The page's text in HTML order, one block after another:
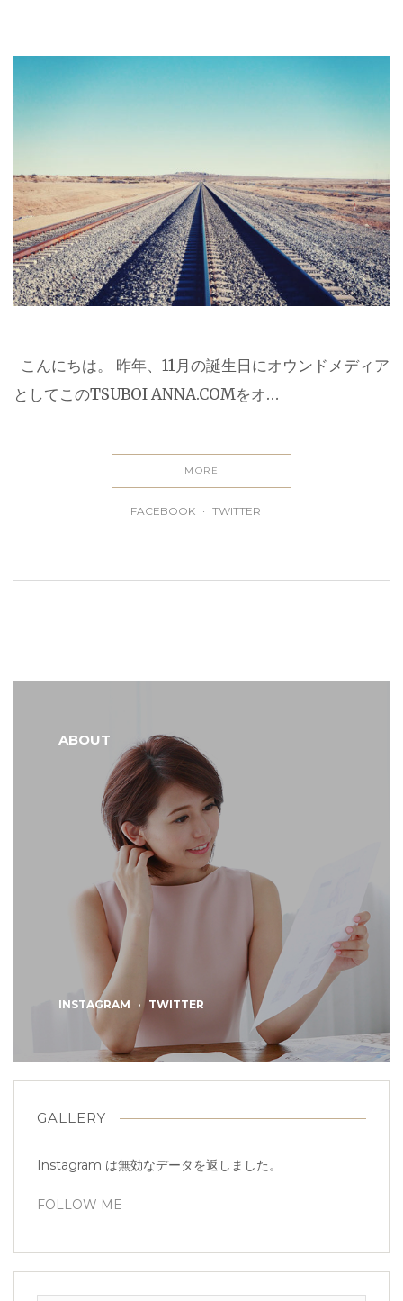
こんにちは。 昨年、11月の誕生日にオウンドメディア
としてこのTSUBOI ANNA.COMをオ…
MORE
FACEBOOK TWITTER
ABOUT
INSTAGRAM TWITTER
GALLERY
Instagram は無効なデータを返しました。
FOLLOW ME